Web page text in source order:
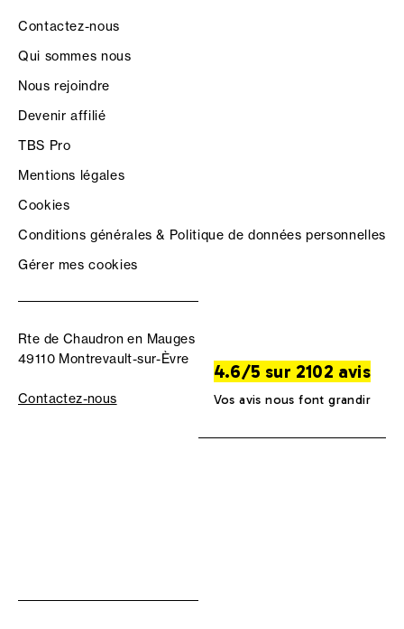
Contactez-nous
Qui sommes nous
Nous rejoindre
Devenir affilié
TBS Pro
Mentions légales
Cookies
Conditions générales & Politique de données personnelles
Gérer mes cookies
Rte de Chaudron en Mauges
49110 Montrevault-sur-Èvre
Contactez-nous
4.6/5 sur 2102 avis
Vos avis nous font grandir